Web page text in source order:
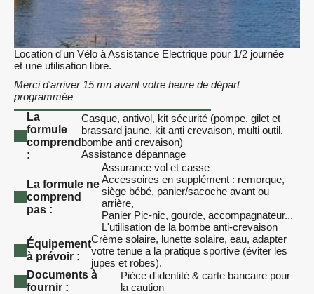
Location d'un Vélo à Assistance Electrique pour 1/2 journée
et une utilisation libre.
Merci d'arriver 15 mn avant votre heure de départ
programmée
La
formule
comprend
:
Casque, antivol, kit sécurité (pompe, gilet et
brassard jaune, kit anti crevaison, multi outil,
bombe anti crevaison)
Assistance dépannage
La formule ne
comprend
pas :
Assurance vol et casse
Accessoires en supplément : remorque,
siège bébé, panier/sacoche avant ou
arrière,
Panier Pic-nic, gourde, accompagnateur...
L'utilisation de la bombe anti-crevaison
Équipement
à prévoir :
Crème solaire, lunette solaire, eau, adapter
votre tenue a la pratique sportive (éviter les
jupes et robes).
Documents à
fournir :
Pièce d'identité & carte bancaire pour
la caution